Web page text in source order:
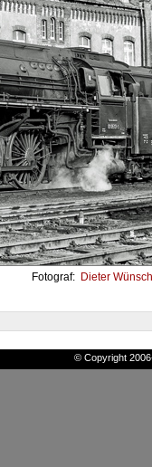
Fotograf: Dieter
© Copyright